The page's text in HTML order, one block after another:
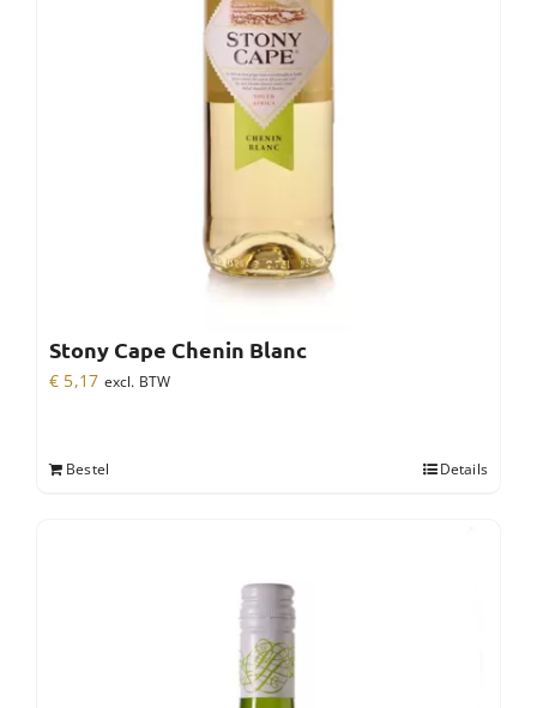
Stony Cape Chenin Blanc
€ 5,17 excl. BTW
Bestel Details